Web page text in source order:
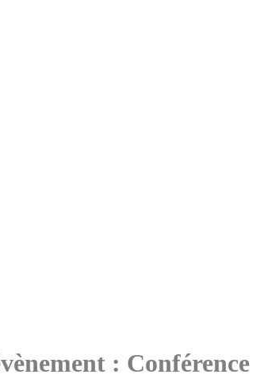
: Conférence